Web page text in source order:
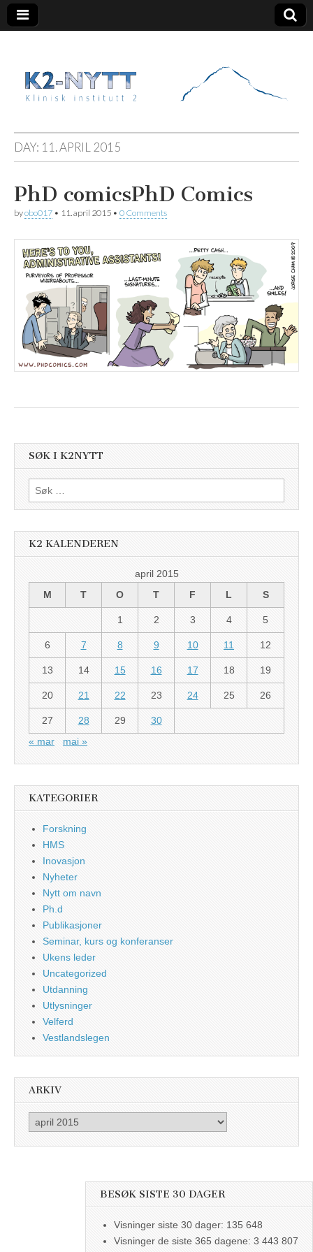
K2 Nytt
DAY: 11. APRIL 2015
PhD comicsPhD Comics
byobo017 • 11. april 2015 • 0 Comments
SØK I K2NYTT
Søk
etter:
K2 KALENDEREN
april 2015
M
T O T F L S
1 2 3 4 5
6 7 8 9 10 11 12
13 14 15 16 17 18 19
20 21 22 23 24 25 26
27 28 29
30
« mar
mai »
KATEGORIER
Forskning
HMS
Inovasjon
Nyheter
Nytt om navn
Ph.d
Publikasjoner
Seminar, kurs og konferanser
Ukens leder
Uncategorized
Utdanning
Utlysninger
Velferd
Vestlandslegen
ARKIV
BESØK SISTE 30 DAGER
Visninger siste 30 dager: 135 648
Visninger de siste 365 dagene: 3 443 807